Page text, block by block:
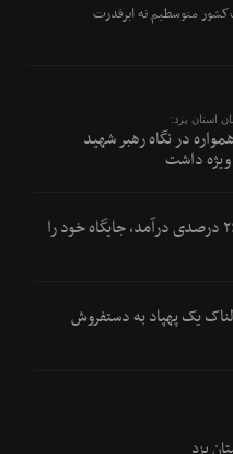
متوسطیم نه ابرقدرت
استان یزد:
در نگاه رهبر شهید
داشت
«کچاد» با رشد ۲۶ درصدی درآمد، جایگاه خود را
یک پهپاد به دستفروش